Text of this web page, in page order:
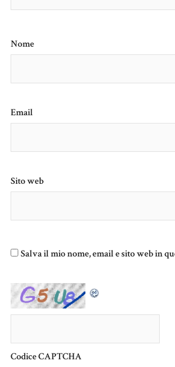
Nome
Email
Sito web
Salva il mio nome, email e sito web in
Codice CAPTCHA